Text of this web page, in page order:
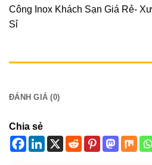
Công Inox Khách Sạn Giá Rẻ-
Sỉ
ĐÁNH GIÁ (0)
Chia sẻ